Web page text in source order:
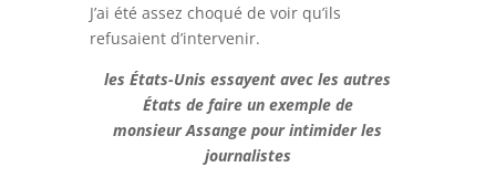
J’ai été assez choqué de voir qu’ils
refusaient d’intervenir.
les États-Unis essayent avec les autres
États de faire un exemple de
monsieur Assange pour intimider les
journalistes